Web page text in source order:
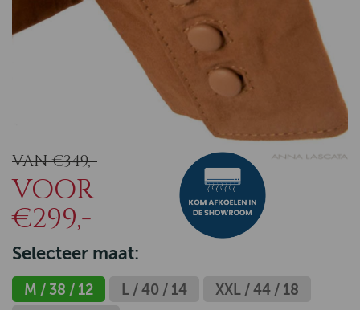
VAN €349,-
VOOR
€299,-
Selecteer maat:
M / 38 / 12 L / 40 / 14
XXL / 44 / 18